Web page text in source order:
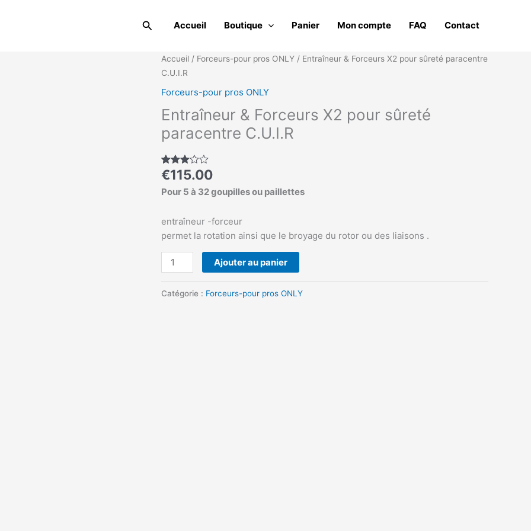
Rechercher
Accueil Boutique Panier Mon compte FAQ Contact
Accueil / Forceurs-pour pros ONLY / Entraîneur & Forceurs X2 pour sûreté paracentre
C.U.I.R
Forceurs-pour pros ONLY
Entraîneur & Forceurs X2 pour sûreté
paracentre C.U.I.R
Noté
3.00
sur 5
1
notation
client
€115.00
Pour 5 à 32 goupilles ou paillettes
entraîneur -forceur
permet la rotation ainsi que le broyage du rotor ou des liaisons .
quantité
de
Forceurs
X2
pour
sûreté
paracentre
Ajouter au panier
Catégorie : Forceurs-pour pros ONLY